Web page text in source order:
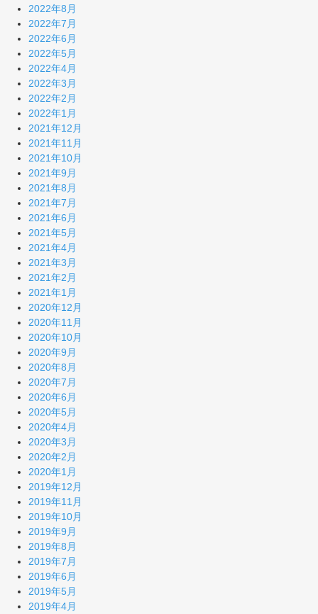
2022年8月
2022年7月
2022年6月
2022年5月
2022年4月
2022年3月
2022年2月
2022年1月
2021年12月
2021年11月
2021年10月
2021年9月
2021年8月
2021年7月
2021年6月
2021年5月
2021年4月
2021年3月
2021年2月
2021年1月
2020年12月
2020年11月
2020年10月
2020年9月
2020年8月
2020年7月
2020年6月
2020年5月
2020年4月
2020年3月
2020年2月
2020年1月
2019年12月
2019年11月
2019年10月
2019年9月
2019年8月
2019年7月
2019年6月
2019年5月
2019年4月